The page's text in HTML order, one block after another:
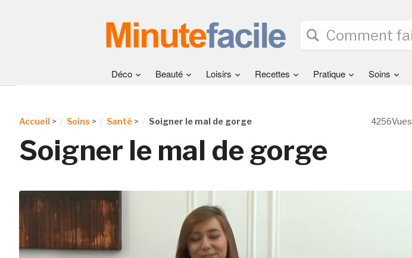
Déco Beauté Loisirs Recettes Pratique Soins
4256Vues
Accueil > Soins > Santé > Soigner le mal de gorge
Soigner le mal de gorge